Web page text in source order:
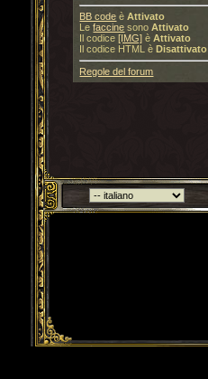
BB code èAttivato
Lefaccine sonoAttivato
Il codice[IMG] èAttivato
Il codice HTML èDisattivato
Regole del forum